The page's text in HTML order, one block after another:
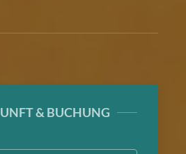
& BUCHUNG